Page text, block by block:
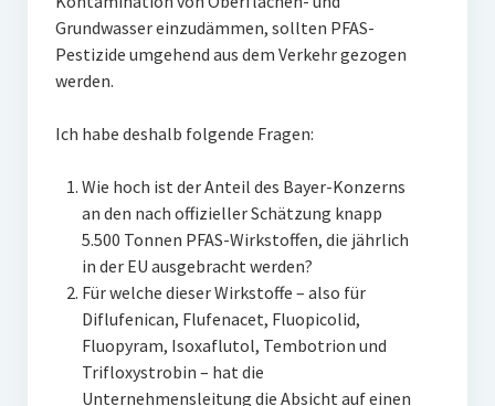
Grundwasser einzudämmen, sollten PFAS-
Pestizide umgehend aus dem Verkehr gezogen
werden.
Ich habe deshalb folgende Fragen:
Wie hoch ist der Anteil des Bayer-Konzerns
an den nach offizieller Schätzung knapp
5.500 Tonnen PFAS-Wirkstoffen, die jährlich
in der EU ausgebracht werden?
Für welche dieser Wirkstoffe – also für
Diflufenican, Flufenacet, Fluopicolid,
Fluopyram, Isoxaflutol, Tembotrion und
Trifloxystrobin – hat die
Unternehmensleitung die Absicht auf einen